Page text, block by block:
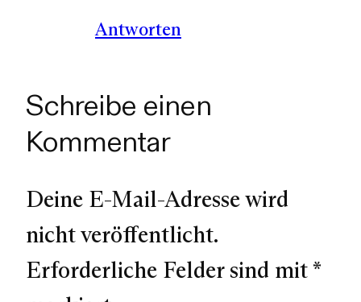
Antworten
Schreibe einen
Kommentar
Deine E-Mail-Adresse wird
nicht veröffentlicht.
Erforderliche Felder sind mit *